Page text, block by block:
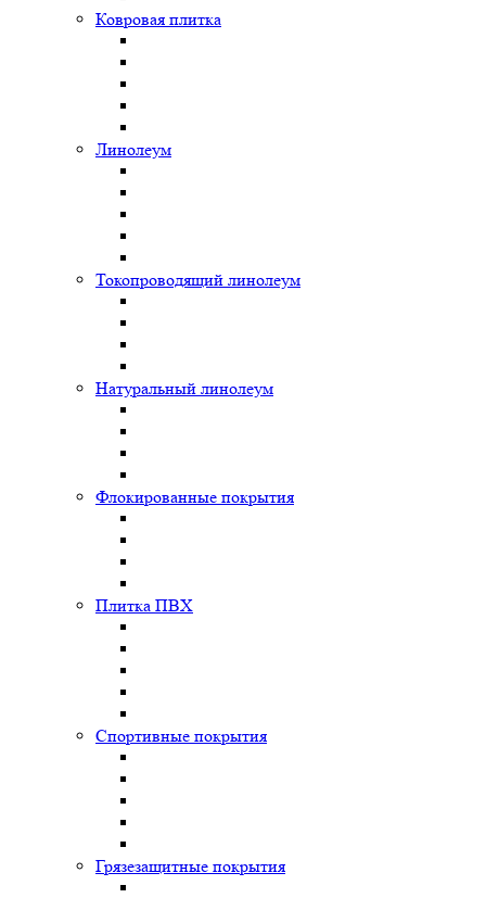
Ковровая плитка
Линолеум
Токопроводящий линолеум
Натуральный линолеум
Флокированные покрытия
Плитка ПВХ
Спортивные покрытия
Грязезащитные покрытия